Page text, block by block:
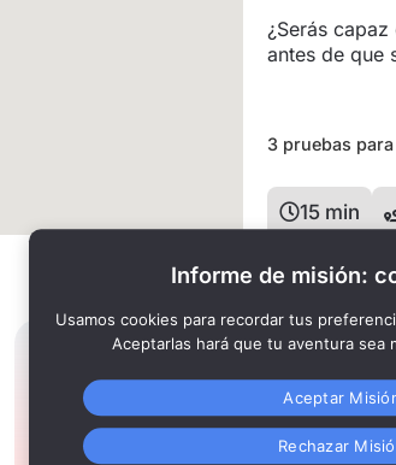
Conexión a
internet
¿Serás
antes de que
3 pruebas
15 min
El juego os deja
10:00,
*Siempre
Informe de misión:
Usamos cookies para recordar tus
Aceptarlas hará que tu aventura sea
Aceptar
Rechazar